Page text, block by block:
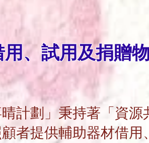
、試用及捐贈
計劃」秉持著「資源
者提供輔助器材借用